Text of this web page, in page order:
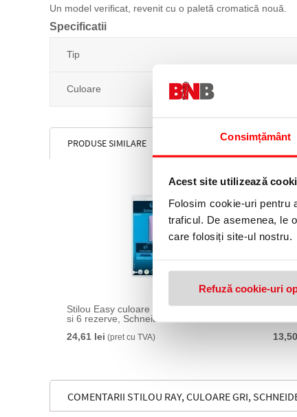
Consimțământ
Acest site utilizează
Folosim cookie-uri pentru
traficul. De asemenea, le
care folosiți site-ul nostru.
Refuză cookie-uri
Un model verificat, revenit cu o paletă cromatică nouă.
Specificatii
Tip
Culoare
PRODUSE SIMILARE
Stilou Easy culoare violet, pic corector
si 6 rezerve, Schneider
24,61 lei (pret cu TVA)
COMENTARII STILOU RAY, CULOARE GRI,